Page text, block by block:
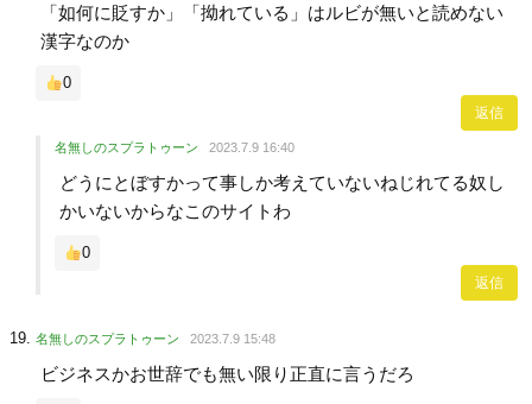
「如何に貶すか」「拗れている」はルビが無いと読めない
漢字なのか
0
返信
名無しのスプラトゥーン 2023.7.9 16:40
どうにとぼすかって事しか考えていないねじれてる奴し
かいないからなこのサイトわ
0
返信
名無しのスプラトゥーン 2023.7.9 15:48
ビジネスかお世辞でも無い限り正直に言うだろ